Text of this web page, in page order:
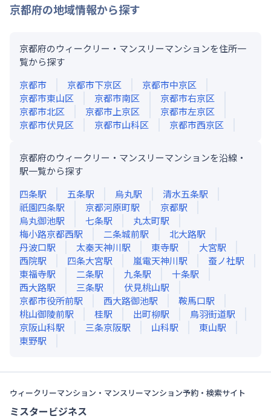
京都府の地域情報から探す
京都府のウィークリー・マンスリーマンションを住所一
覧から探す
京都市
京都市下京区
京都市中京区
京都市東山区
京都市南区
京都市右京区
京都市北区
京都市上京区
京都市左京区
京都市伏見区
京都市山科区 京都市西京区
京都府のウィークリー・マンスリーマンションを沿線・
駅一覧から探す
四条駅 五条駅 烏丸駅 清水五条駅
祇園四条駅 京都河原町駅 京都駅
烏丸御池駅 七条駅 丸太町駅
梅小路京都西駅 二条城前駅 北大路駅
丹波口駅 太秦天神川駅 東寺駅 大宮駅
西院駅 四条大宮駅 嵐電天神川駅 蚕ノ社駅
東福寺駅 二条駅 九条駅 十条駅
西大路駅 三条駅 伏見桃山駅
京都市役所前駅 西大路御池駅 鞍馬口駅
桃山御陵前駅 桂駅 出町柳駅 鳥羽街道駅
京阪山科駅 三条京阪駅 山科駅 東山駅
東野駅
ウィークリーマンション・マンスリーマンション予約・検索サイト
ミスタービジネス